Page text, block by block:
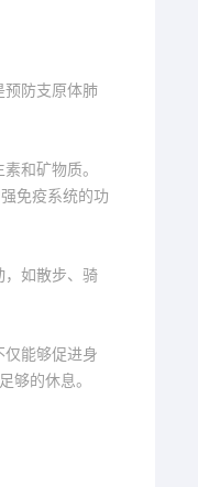
预防支原体肺
和矿物质。
免疫系统的功
，如散步、骑
能够促进身
够的休息。